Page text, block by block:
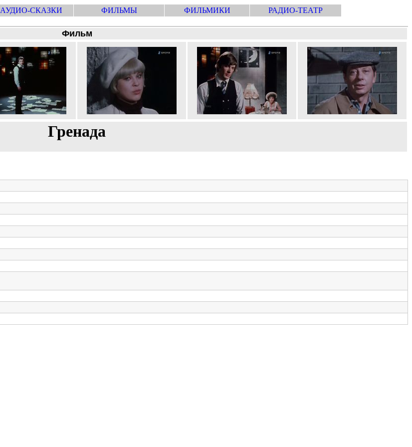
АУДИО-СКАЗКИ ФИЛЬМЫ ФИЛЬМИКИ РАДИО-ТЕАТР
Фильм
Гренада